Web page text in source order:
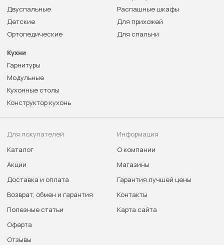
Двуспальные
Детские
Ортопедические
Распашные шкафы
Для прихожей
Для спальни
Кухни
Гарнитуры
Модульные
Кухонные столы
Конструктор кухонь
Для покупателей
Каталог
Акции
Доставка и оплата
Возврат, обмен и гарантия
Полезные статьи
Оферта
Отзывы
Информация
О компании
Магазины
Гарантия лучшей цены
Контакты
Карта сайта